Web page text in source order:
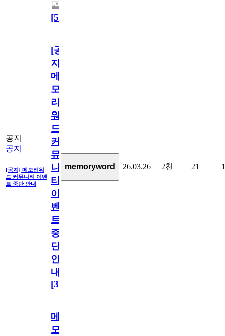
[5]
공지
공지
[공지] 메모리워
드 커뮤니티 이벤
트 중단 안내
[공
지]
메
모
리
워
드
커
뮤
니
티
이
벤
트
중
단
안
내
[31
memoryword 26.03.26 2천 21 1
메
모